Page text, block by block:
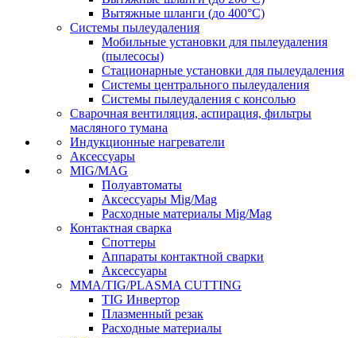
Вытяжные шланги (до 400°C)
Системы пылеудаления
Мобильные установки для пылеудаления
(пылесосы)
Стационарные установки для пылеудаления
Системы центрального пылеудаления
Системы пылеудаления с консолью
Сварочная вентиляция, аспирация, фильтры
масляного тумана
Индукционные нагреватели
Аксессуары
MIG/MAG
Полуавтоматы
Аксессуары Mig/Mag
Расходные материалы Mig/Mag
Контактная сварка
Споттеры
Аппараты контактной сварки
Аксессуары
MMA/TIG/PLASMA CUTTING
TIG Инвертор
Плазменный резак
Расходные материалы